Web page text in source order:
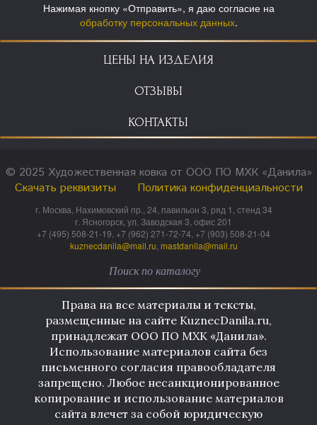
Нажимая кнопку «Отправить», я даю согласие на
обработку персональных данных.
ЦЕНЫ НА ИЗДЕЛИЯ
ОТЗЫВЫ
КОНТАКТЫ
© 2025 Художественная ковка от ООО ПО МХК «Данила»
Скачать реквизиты
Политика конфиденциальности
г. Москва, Нахимовский пр., 24, павильон 3, ряд 1, стенд 34
г. Ясногорск, ул. Заводская 3, офис 201
+7 (495) 508-21-19, +7 (962) 271-72-74, +7 (903) 508-21-04
kuznecdanila@mail.ru mastdanila@mail.ru
Права на все материалы и тексты,
размещенные на сайте KuznecDanila.ru,
принадлежат ООО ПО МХК «Данила».
Использование материалов сайта без
письменного согласия правообладателя
запрещено. Любое несанкционированное
копирование и использование материалов
сайта влечет за собой юридическую